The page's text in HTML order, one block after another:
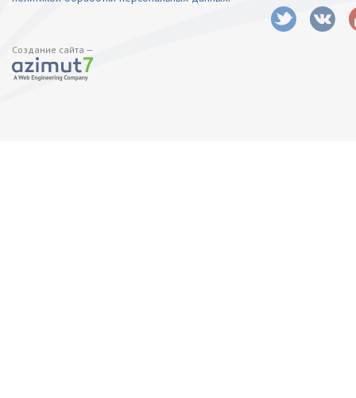
Создание сайта —